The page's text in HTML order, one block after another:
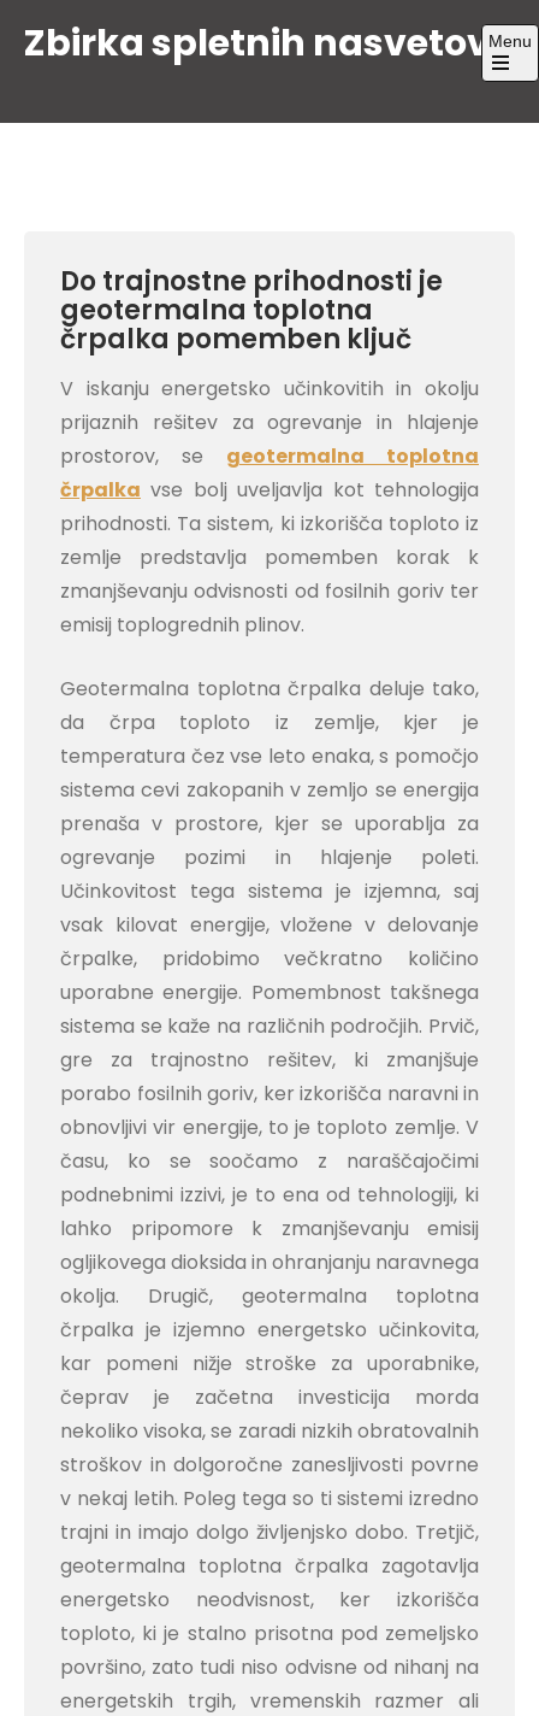
Zbirka spletnih nasvetovMenu
Open
main
Do trajnostne prihodnosti je
geotermalna toplotna
črpalka pomemben ključ
V iskanju energetsko učinkovitih in okolju
prijaznih rešitev za ogrevanje in hlajenje
prostorov, se geotermalna toplotna
črpalka vse bolj uveljavlja kot tehnologija
prihodnosti. Ta sistem, ki izkorišča toploto iz
zemlje predstavlja pomemben korak k
zmanjševanju odvisnosti od fosilnih goriv ter
emisij toplogrednih plinov.
Geotermalna toplotna črpalka deluje tako,
da črpa toploto iz zemlje, kjer je
temperatura čez vse leto enaka, s pomočjo
sistema cevi zakopanih v zemljo se energija
prenaša v prostore, kjer se uporablja za
ogrevanje pozimi in hlajenje poleti.
Učinkovitost tega sistema je izjemna, saj
vsak kilovat energije, vložene v delovanje
črpalke, pridobimo večkratno količino
uporabne energije. Pomembnost takšnega
sistema se kaže na različnih področjih. Prvič,
gre za trajnostno rešitev, ki zmanjšuje
porabo fosilnih goriv, ker izkorišča naravni in
obnovljivi vir energije, to je toploto zemlje. V
času, ko se soočamo z naraščajočimi
podnebnimi izzivi, je to ena od tehnologiji, ki
lahko pripomore k zmanjševanju emisij
ogljikovega dioksida in ohranjanju naravnega
okolja. Drugič, geotermalna toplotna
črpalka je izjemno energetsko učinkovita,
kar pomeni nižje stroške za uporabnike,
čeprav je začetna investicija morda
nekoliko visoka, se zaradi nizkih obratovalnih
stroškov in dolgoročne zanesljivosti povrne
v nekaj letih. Poleg tega so ti sistemi izredno
trajni in imajo dolgo življenjsko dobo. Tretjič,
geotermalna toplotna črpalka zagotavlja
energetsko neodvisnost, ker izkorišča
toploto, ki je stalno prisotna pod zemeljsko
površino, zato tudi niso odvisne od nihanj na
energetskih trgih, vremenskih razmer ali